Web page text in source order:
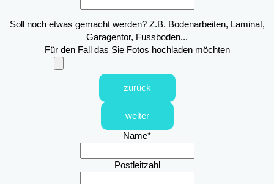
Soll noch etwas gemacht werden? Z.B. Bodenarbeiten, Laminat,
Garagentor, Fussboden...
Für den Fall das Sie Fotos hochladen möchten
zurück
weiter
Name*
Postleitzahl